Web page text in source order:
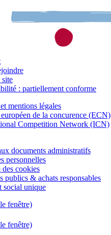
site
: partiellement conforme
mentions légales
européen de la concurence (ECN)
Competition Network (ICN)
documents administratifs
personnelles
des cookies
publics & achats responsables
social unique
fenêtre)
fenêtre)